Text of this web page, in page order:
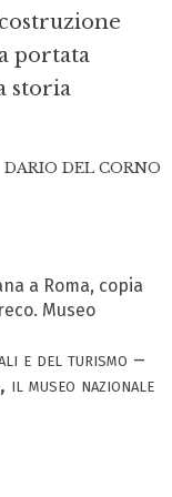
a Roma, copia
Museo
e del turismo –
museo nazionale
portata
storia
DARIO DEL CORNO